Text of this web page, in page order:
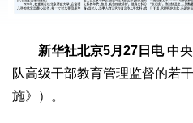
新华社北京5月27日电中
队高级干部教育管理监督的若
施》）。